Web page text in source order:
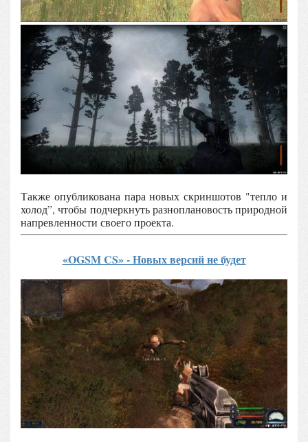
Также опубликована пара новых скриншотов "тепло и
холод”, чтобы подчеркнуть разноплановость природной
напревленности своего проекта.
«OGSM CS» - Новых версий не будет